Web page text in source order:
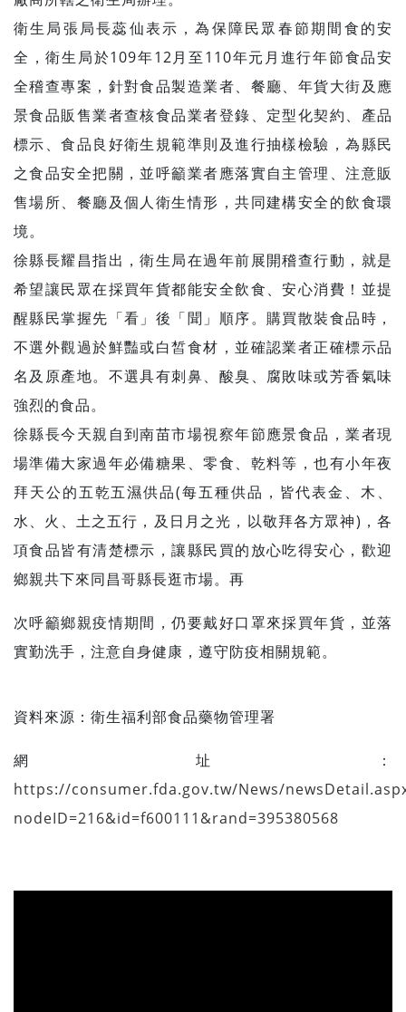
衛生局張局長蕊仙表示，為保障民眾春節期間食的安
全，衛生局於109年12月至110年元月進行年節食品安
全稽查專案，針對食品製造業者、餐廳、年貨大街及應
景食品販售業者查核食品業者登錄、定型化契約、產品
標示、食品良好衛生規範準則及進行抽樣檢驗，為縣民
之食品安全把關，並呼籲業者應落實自主管理、注意販
售場所、餐廳及個人衛生情形，共同建構安全的飲食環
境。
徐縣長耀昌指出，衛生局在過年前展開稽查行動，就是
希望讓民眾在採買年貨都能安全飲食、安心消費！並提
醒縣民掌握先「看」後「聞」順序。購買散裝食品時，
不選外觀過於鮮豔或白皙食材，並確認業者正確標示品
名及原產地。不選具有刺鼻、酸臭、腐敗味或芳香氣味
強烈的食品。
徐縣長今天親自到南苗市場視察年節應景食品，業者現
場準備大家過年必備糖果、零食、乾料等，也有小年夜
拜天公的五乾五濕供品(每五種供品，皆代表金、木、
水、火、土之五行，及日月之光，以敬拜各方眾神)，各
項食品皆有清楚標示，讓縣民買的放心吃得安心，歡迎
鄉親共下來同昌哥縣長逛市場。再
次呼籲鄉親疫情期間，仍要戴好口罩來採買年貨，並落
實勤洗手，注意自身健康，遵守防疫相關規範。
資料來源： 衛生福利部食品藥物管理署
網址：
https://consumer.fda.gov.tw/News/
nodeID=216&id=f600111&rand=395380568